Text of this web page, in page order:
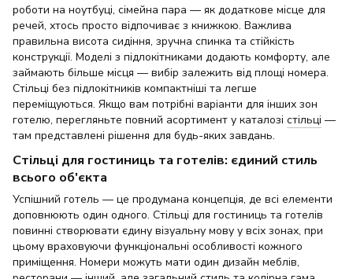
роботи на ноутбуці, сімейна пара — як додаткове місце для
речей, хтось просто відпочиває з книжкою. Важлива
правильна висота сидіння, зручна спинка та стійкість
конструкції. Моделі з підлокітниками додають комфорту, але
займають більше місця — вибір залежить від площі номера.
Стільці без підлокітників компактніші та легше
переміщуються. Якщо вам потрібні варіанти для інших зон
готелю, перегляньте повний асортимент у каталозі стільці —
там представлені рішення для будь-яких завдань.
Стільці для гостиниць та готелів: єдиний стиль
всього об'єкта
Успішний готель — це продумана концепція, де всі елементи
доповнюють один одного. Стільці для гостиниць та готелів
повинні створювати єдину візуальну мову у всіх зонах, при
цьому враховуючи функціональні особливості кожного
приміщення. Номери можуть мати один дизайн меблів,